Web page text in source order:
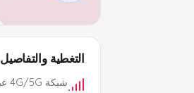
التغطية والتفاصيل
شبكة 4G/5G عبر مزودين محليين